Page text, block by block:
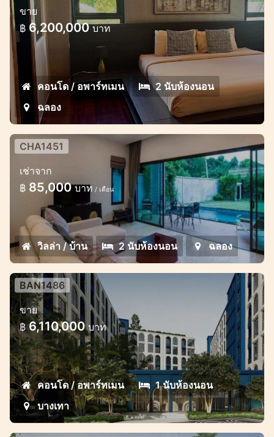
ขาย
฿ 6,200,000บาท
คอนโด / อพาร์ทเมน
2 นับห้องนอน
ฉลอง
พูลวิลล่าแสนสวย 2 ห้องนอนในนิคมเก
ทส์
วิลล่าสไตล์มินิมอล 2 ห้องนอนในฉลอง
CHA1451
เช่าจาก
฿ 85,000บาท / เดือน
วิลล่า / บ้าน 2 นับห้องนอน ฉลอง
คอนโดใหม่ในบางเทาใกล้ลากูน่า
โครงการใหม่สวยบนทำเลทอง
BAN1486
ขาย
฿ 6,110,000บาท
คอนโด / อพาร์ทเมน
1 นับห้องนอน
บางเทา